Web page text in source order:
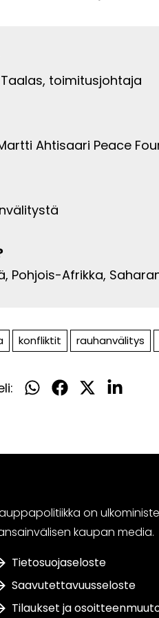
toimitusjohtaja
Ahtisaari Peace
Pohjois-Afrikka,
konfliktit rauhanvälitys
Jaa
Jaa
Jaa
Jaa
on
kaupan media.
Tietosuojaseloste
Saavutettavuusseloste
Tilaukset ja